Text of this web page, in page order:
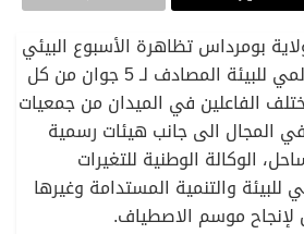
بومرداس تظاهرة الأسبوع البيئي
تزامنا واحياء اليوم العالمي للبيئة المصادف لـ 5 جوان من كل
الفاعلين في الميدان من جمعيات
المجال الى جانب هيئات رسمية
الوكالة الوطنية للتغيرات
للبيئة والتنمية المستدامة وغيرها
لإنجاح موسم الاصطياف.